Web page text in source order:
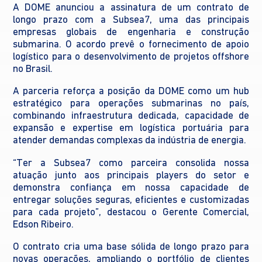
A DOME anunciou a assinatura de um contrato de
longo prazo com a Subsea7, uma das principais
empresas globais de engenharia e construção
submarina. O acordo prevê o fornecimento de apoio
logístico para o desenvolvimento de projetos offshore
no Brasil.
A parceria reforça a posição da DOME como um hub
estratégico para operações submarinas no país,
combinando infraestrutura dedicada, capacidade de
expansão e expertise em logística portuária para
atender demandas complexas da indústria de energia.
“Ter a Subsea7 como parceira consolida nossa
atuação junto aos principais players do setor e
demonstra confiança em nossa capacidade de
entregar soluções seguras, eficientes e customizadas
para cada projeto”, destacou o Gerente Comercial,
Edson Ribeiro.
O contrato cria uma base sólida de longo prazo para
novas operações, ampliando o portfólio de clientes